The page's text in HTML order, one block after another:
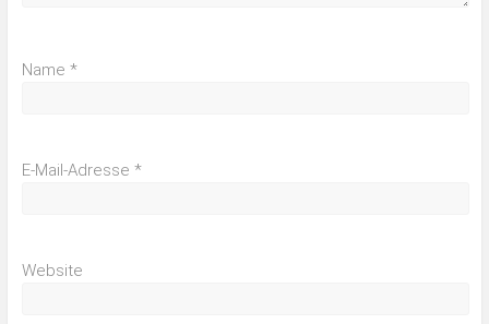
Name *
E-Mail-Adresse *
Website